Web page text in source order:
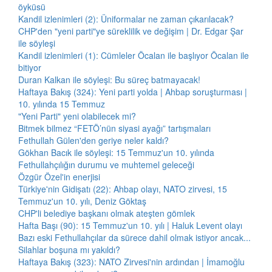
öyküsü
Kandil izlenimleri (2): Üniformalar ne zaman çıkarılacak?
CHP'den "yeni parti"ye süreklilik ve değişim | Dr. Edgar Şar
ile söyleşi
Kandil izlenimleri (1): Cümleler Öcalan ile başlıyor Öcalan ile
bitiyor
Duran Kalkan ile söyleşi: Bu süreç batmayacak!
Haftaya Bakış (324): Yeni parti yolda | Ahbap soruşturması |
10. yılında 15 Temmuz
"Yeni Parti" yeni olabilecek mi?
Bitmek bilmez “FETÖ’nün siyasi ayağı” tartışmaları
Fethullah Gülen'den geriye neler kaldı?
Gökhan Bacık ile söyleşi: 15 Temmuz'un 10. yılında
Fethullahçılığın durumu ve muhtemel geleceği
Özgür Özel'in enerjisi
Türkiye'nin Gidişatı (22): Ahbap olayı, NATO zirvesi, 15
Temmuz'un 10. yılı, Deniz Göktaş
CHP'li belediye başkanı olmak ateşten gömlek
Hafta Başı (90): 15 Temmuz'un 10. yılı | Haluk Levent olayı
Bazı eski Fethullahçılar da sürece dahil olmak istiyor ancak...
Silahlar boşuna mı yakıldı?
Haftaya Bakış (323): NATO Zirvesi'nin ardından | İmamoğlu